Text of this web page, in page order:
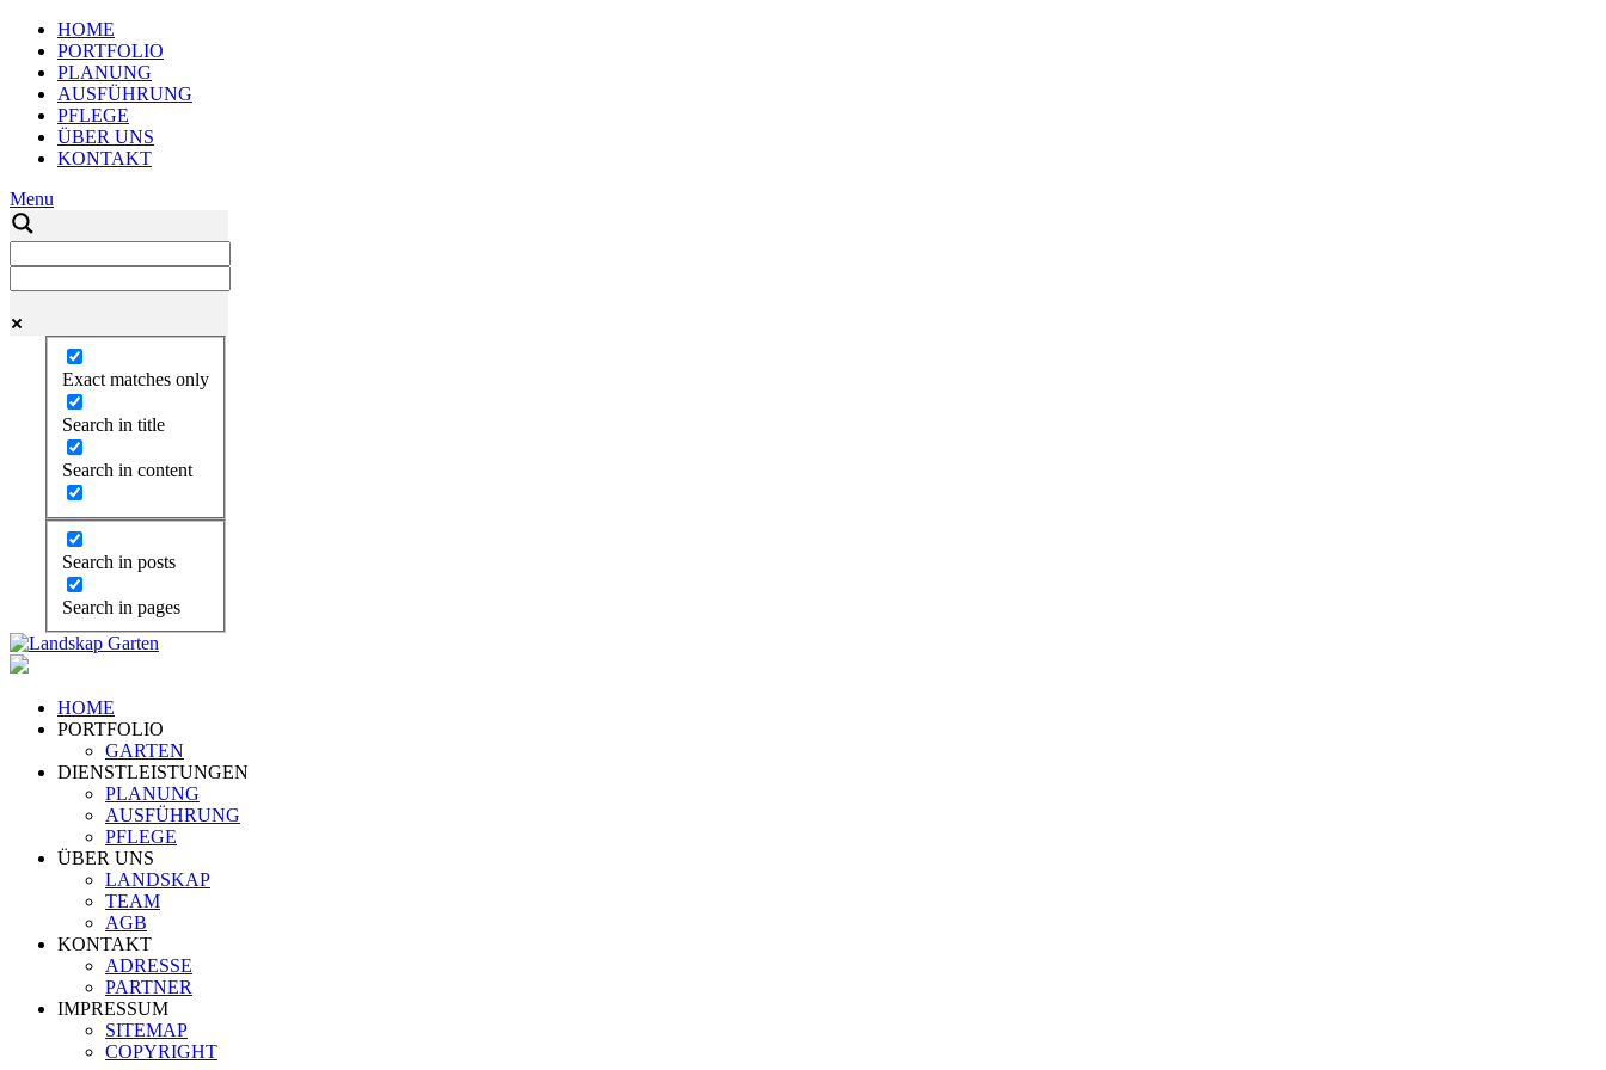
HOME
PORTFOLIO
PLANUNG
AUSFÜHRUNG
PFLEGE
ÜBER UNS
KONTAKT
Menu
Exact matches only
Search in title
Search in content
Search in posts
Search in pages
HOME
PORTFOLIO
GARTEN
DIENSTLEISTUNGEN
PLANUNG
AUSFÜHRUNG
PFLEGE
ÜBER UNS
LANDSKAP
TEAM
AGB
KONTAKT
ADRESSE
PARTNER
IMPRESSUM
SITEMAP
COPYRIGHT